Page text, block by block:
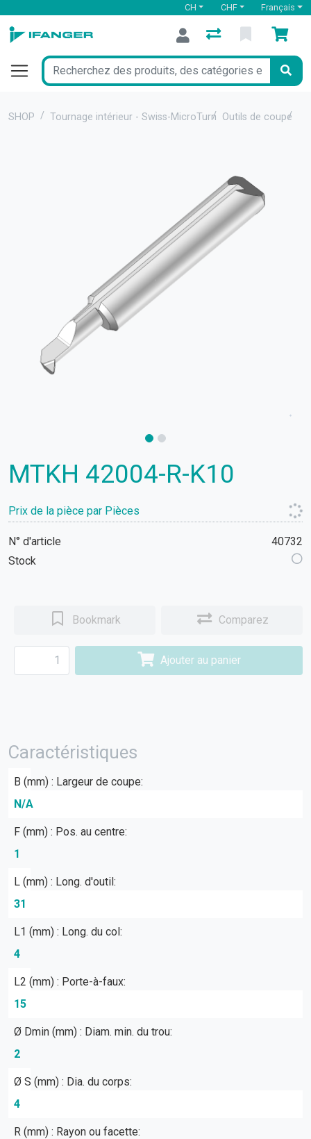
CH CHF Français
SHOP Tournage intérieur - Swiss-MicroTurn Outils de coupe
MTKH 42004-R-K10
Prix de la pièce par Pièces
N° d'article
40732
Stock
Bookmark Comparez
Ajouter au panier
Caractéristiques
B (mm) : Largeur de coupe:
N/A
F (mm) : Pos. au centre:
1
L (mm) : Long. d'outil:
31
L1 (mm) : Long. du col:
4
L2 (mm) : Porte-à-faux:
15
Ø Dmin (mm) : Diam. min. du trou:
2
Ø S (mm) : Dia. du corps:
4
R (mm) : Rayon ou facette: